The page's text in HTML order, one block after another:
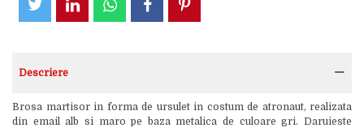
Descriere
Brosa martisor in forma de ursulet in costum de atronaut, realizata
din email alb si maro pe baza metalica de culoare gri. Daruieste